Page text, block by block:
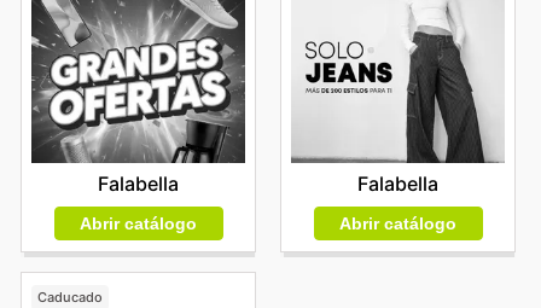
Falabella
Abrir catálogo
Falabella
Abrir catálogo
Caducado